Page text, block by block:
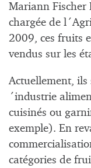
Mariann Fischer
chargée de
2009, ces fruits
vendus sur les
Actuellement, ils
´industrie
cuisinés ou
exemple). En
catégories de